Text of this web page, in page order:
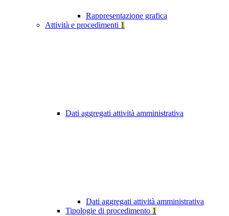
Rappresentazione grafica
Attività e procedimenti 1
Dati aggregati attività amministrativa
Dati aggregati attività amministrativa
Tipologie di procedimento 1